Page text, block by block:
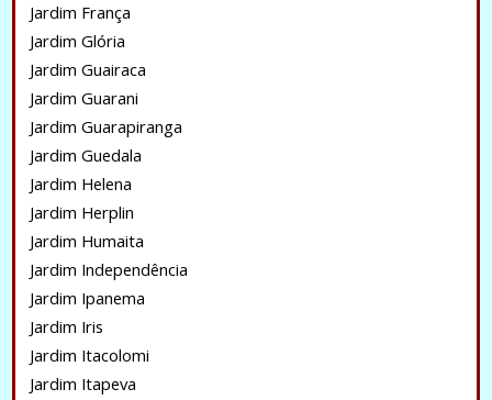
Jardim França
Jardim Glória
Jardim Guairaca
Jardim Guarani
Jardim Guarapiranga
Jardim Guedala
Jardim Helena
Jardim Herplin
Jardim Humaita
Jardim Independência
Jardim Ipanema
Jardim Iris
Jardim Itacolomi
Jardim Itapeva